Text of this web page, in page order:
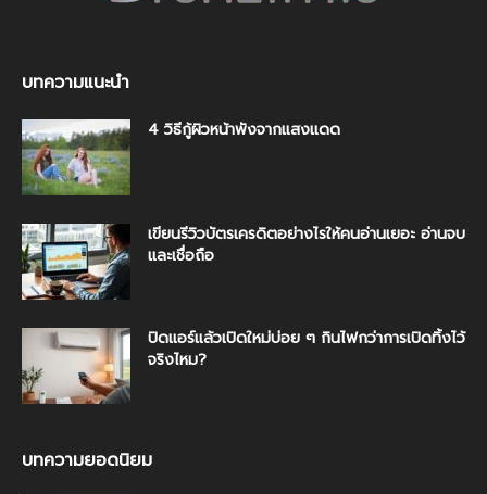
บทความแนะนำ
4 วิธีกู้ผิวหน้าพังจากแสงแดด
เขียนรีวิวบัตรเครดิตอย่างไรให้คนอ่านเยอะ อ่านจบ
และเชื่อถือ
ปิดแอร์แล้วเปิดใหม่บ่อย ๆ กินไฟกว่าการเปิดทิ้งไว้
จริงไหม?
บทความยอดนิยม